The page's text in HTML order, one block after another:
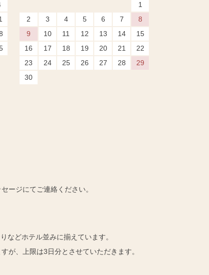
1
2
3 4 5 6 7
8
9
10 11 12 13 14
15
16
17 18 19 20 21
22
23
24 25 26 27 28
29
30
ージにてご連絡ください。
などホテル並みに揃えています。
が、上限は3日分とさせていただきます。